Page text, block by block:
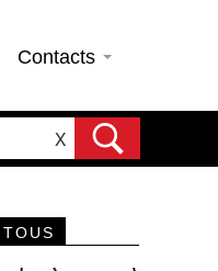
Contacts
X